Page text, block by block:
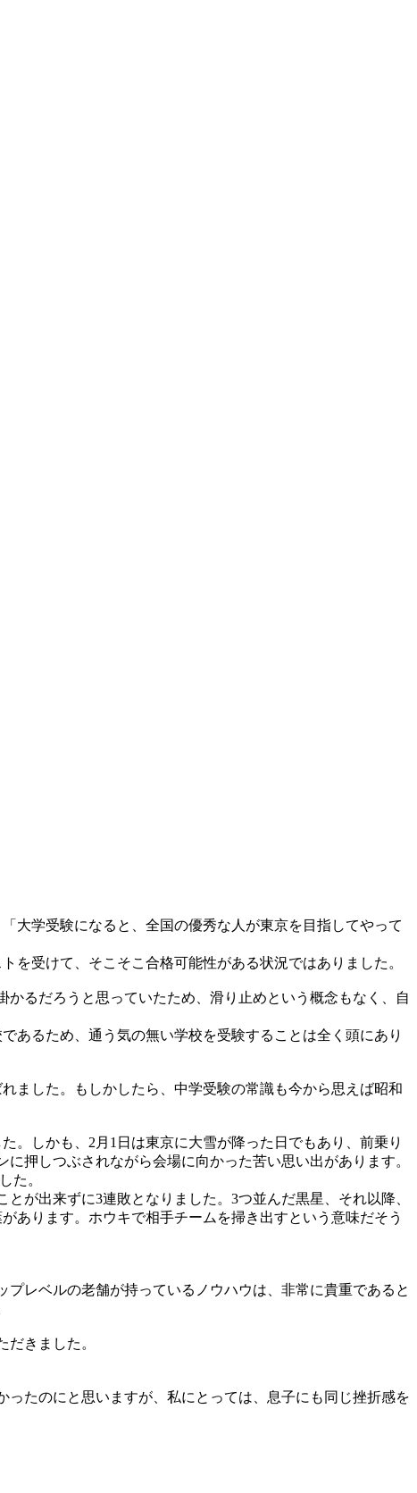
大学受験になると、全国の優秀な人が東京を目指してやって
を受けて、そこそこ合格可能性がある状況ではありました。
るだろうと思っていたため、滑り止めという概念もなく、自
あるため、通う気の無い学校を受験することは全く頭にあり
ました。もしかしたら、中学受験の常識も今から思えば昭和
。しかも、2月1日は東京に大雪が降った日でもあり、前乗り
押しつぶされながら会場に向かった苦い思い出があります。
た。
が出来ずに3連敗となりました。3つ並んだ黒星、それ以降、
あります。ホウキで相手チームを掃き出すという意味だそう
レベルの老舗が持っているノウハウは、非常に貴重であると
きました。
ったのにと思いますが、私にとっては、息子にも同じ挫折感を